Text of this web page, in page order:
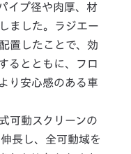
イプ径や肉厚、材
ました。ラジエー
置したことで、効
るとともに、フロ
り安心感のある車
可動スクリーンの
長し、全可動域を